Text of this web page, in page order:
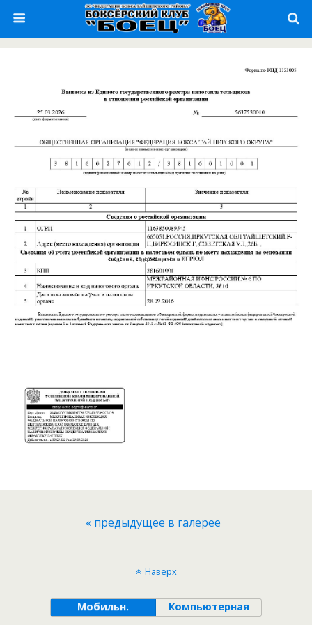
« предыдущее в галерее
Наверх
Мобильн. Компьютерная